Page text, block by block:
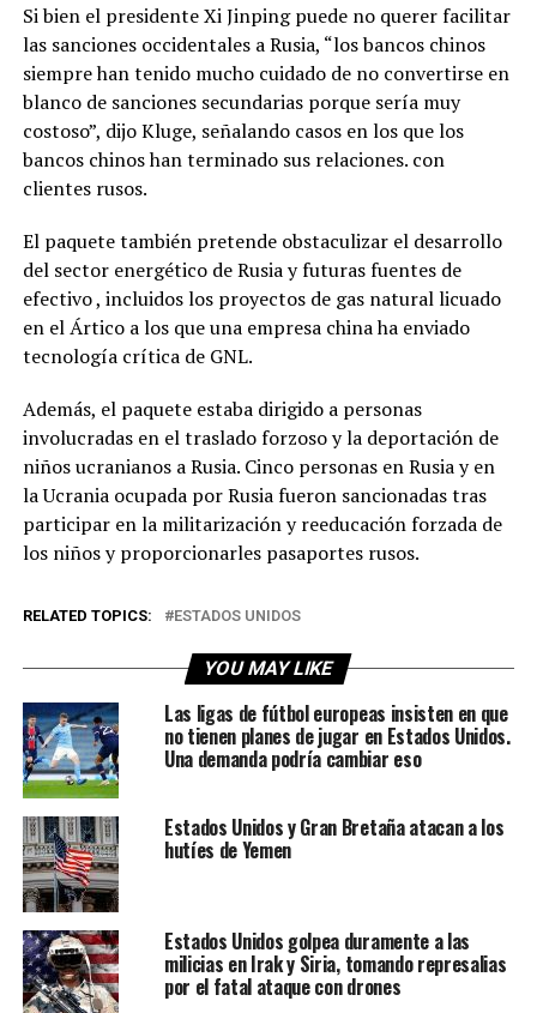
Si bien el presidente Xi Jinping puede no querer facilitar
las sanciones occidentales a Rusia, “los bancos chinos
siempre han tenido mucho cuidado de no convertirse en
blanco de sanciones secundarias porque sería muy
costoso”, dijo Kluge, señalando casos en los que los
bancos chinos han terminado sus relaciones. con
clientes rusos.
El paquete también pretende obstaculizar el desarrollo
del sector energético de Rusia y futuras fuentes de
efectivo , incluidos los proyectos de gas natural licuado
en el Ártico a los que una empresa china ha enviado
tecnología crítica de GNL.
Además, el paquete estaba dirigido a personas
involucradas en el traslado forzoso y la deportación de
niños ucranianos a Rusia. Cinco personas en Rusia y en
la Ucrania ocupada por Rusia fueron sancionadas tras
participar en la militarización y reeducación forzada de
los niños y proporcionarles pasaportes rusos.
RELATED TOPICS: ESTADOS UNIDOS
YOU MAY LIKE
Las ligas de fútbol europeas insisten en que
no tienen planes de jugar en Estados Unidos.
Una demanda podría cambiar eso
Estados Unidos y Gran Bretaña atacan a los
hutíes de Yemen
Estados Unidos golpea duramente a las
milicias en Irak y Siria, tomando represalias
por el fatal ataque con drones